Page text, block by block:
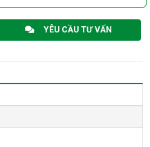
YÊU CẦU TƯ VẤN